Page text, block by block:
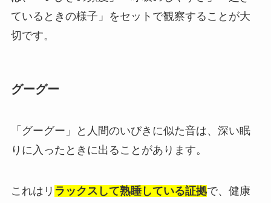
ているときの様子」をセットで観察することが大
切です。
グーグー
「グーグー」と人間のいびきに似た音は、深い眠
りに入ったときに出ることがあります。
これはリ ラックスして熟睡している証拠で、健康